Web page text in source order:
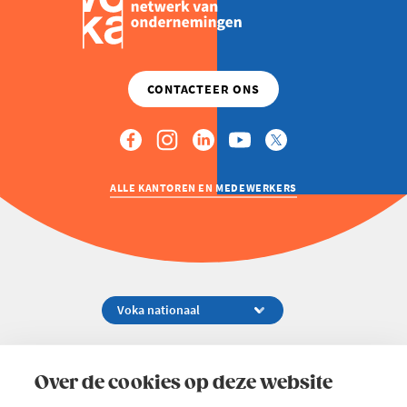
Over de cookies op deze website
ALLE KANTOREN EN MEDEWERKERS
02 229 81 11